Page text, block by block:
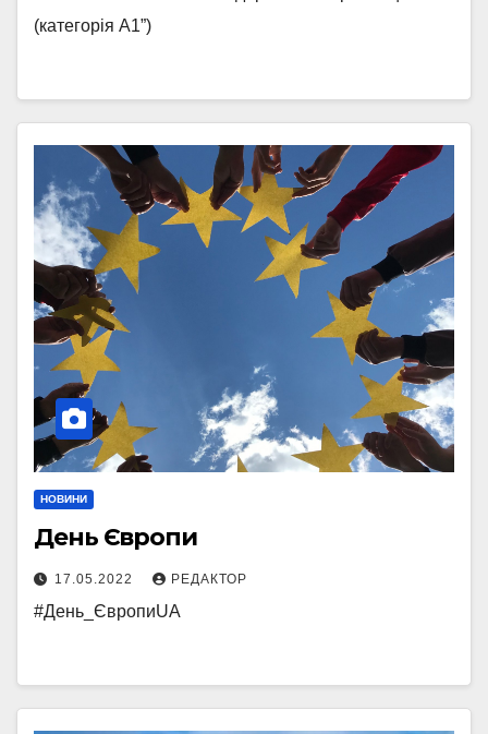
(категорія А1”)
НОВИНИ
День Європи
17.05.2022 РЕДАКТОР
#День_ЄвропиUA